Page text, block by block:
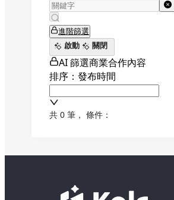
進階篩選
啟動
關閉
AI 篩選商業合作內容
排序：發布時間
共 0 筆 ， 條件：